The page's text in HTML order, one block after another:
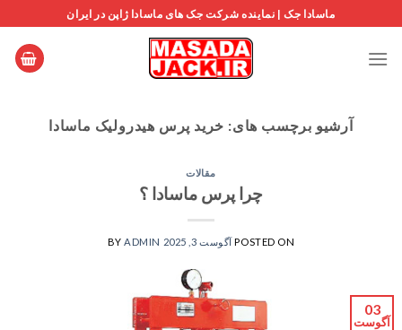
to
content
ماسادا جک | نماینده شرکت جک های ماسادا ژاپن در ایران
آرشیو برچسب های: خرید پرس هیدرولیک ماسادا
مقالات
چرا پرس ماسادا ؟
POSTED ONآگوست 3, 2025 BY ADMIN
03
آگوست